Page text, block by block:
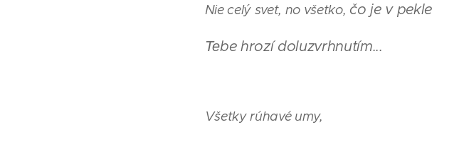
Nie celý svet, no všetko, čo je v pekle
Теbe hrozí doluzvrhnutím...
Všetky rúhavé umy,